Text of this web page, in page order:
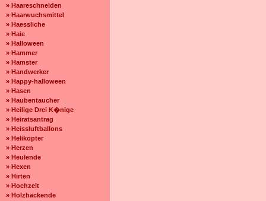
» Haareschneiden
» Haarwuchsmittel
» Haessliche
» Haie
» Halloween
» Hammer
» Hamster
» Handwerker
» Happy-halloween
» Hasen
» Haubentaucher
» Heilige Drei K�nige
» Heiratsantrag
» Heissluftballons
» Helikopter
» Herzen
» Heulende
» Hexen
» Hirten
» Hochzeit
» Holzhackende